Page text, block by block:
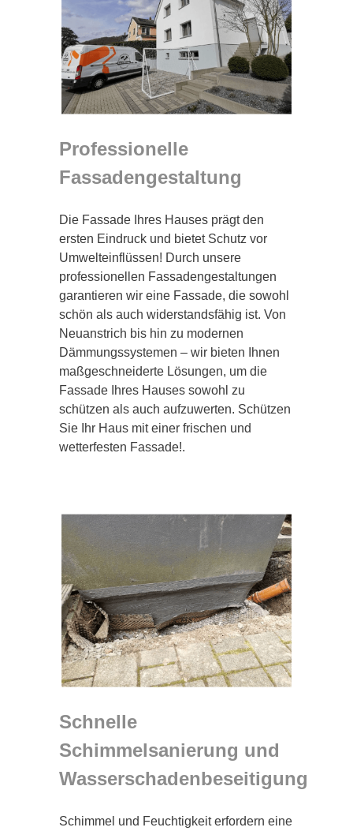
Professionelle
Fassadengestaltung
Die Fassade Ihres Hauses prägt den
ersten Eindruck und bietet Schutz vor
Umwelteinflüssen! Durch unsere
professionellen Fassadengestaltungen
garantieren wir eine Fassade, die sowohl
schön als auch widerstandsfähig ist. Von
Neuanstrich bis hin zu modernen
Dämmungssystemen – wir bieten Ihnen
maßgeschneiderte Lösungen, um die
Fassade Ihres Hauses sowohl zu
schützen als auch aufzuwerten. Schützen
Sie Ihr Haus mit einer frischen und
wetterfesten Fassade!.
Schnelle
Schimmelsanierung und
Wasserschadenbeseitigung
Schimmel und Feuchtigkeit erfordern eine